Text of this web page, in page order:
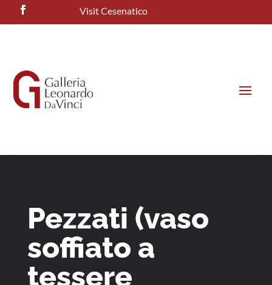
Visit Cesenatico
Pezzati (vaso
soffiato a
tessere